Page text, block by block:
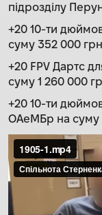
підрозділу
+20 10-ти
суму 352 000
+20 FPV Дартс
суму 1 260 000
+20 10-ти
ОАеМБр на суму